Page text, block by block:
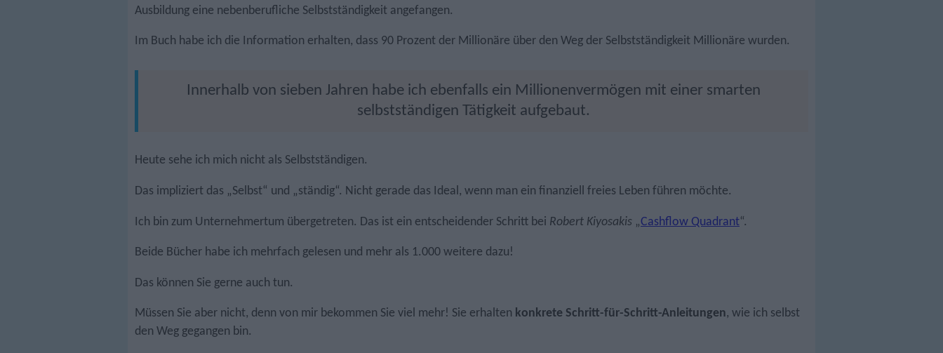
Ausbildung eine nebenberufliche Selbstständigkeit angefangen.
Im Buch habe ich die Information erhalten, dass 90 Prozent der Millionäre über den Weg der Selbstständigkeit Millionäre wurden.
Innerhalb von sieben Jahren habe ich ebenfalls ein Millionenvermögen mit einer smarten
selbstständigen Tätigkeit aufgebaut.
Heute sehe ich mich nicht als Selbstständigen.
Das impliziert das „Selbst“ und „ständig“. Nicht gerade das Ideal, wenn man ein finanziell freies Leben führen möchte.
Ich bin zum Unternehmertum übergetreten. Das ist ein entscheidender Schritt bei Robert Kiyosakis „Cashflow Quadrant“.
Beide Bücher habe ich mehrfach gelesen und mehr als 1.000 weitere dazu!
Das können Sie gerne auch tun.
Müssen Sie aber nicht, denn von mir bekommen Sie viel mehr! Sie erhalten konkrete Schritt-für-Schritt-Anleitungen, wie ich selbst
den Weg gegangen bin.